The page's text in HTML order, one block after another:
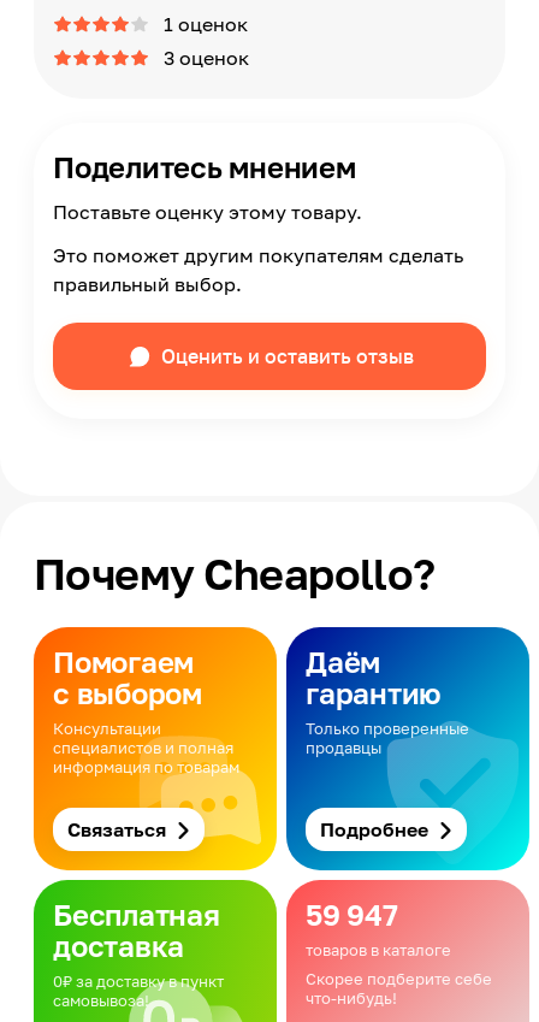
1 оценок
3 оценок
Поделитесь мнением
Поставьте оценку этому товару.
Это поможет другим покупателям сделать
правильный выбор.
Оценить и оставить отзыв
Почему Cheapollo?
Помогаем
с выбором
Консультации
специалистов и полная
информация по товарам
Связаться
Даём
гарантию
Только проверенные
продавцы
Подробнее
Бесплатная
доставка
0₽ за доставку в пункт
самовывоза!
59 947
товаров в каталоге
Скорее подберите себе
что-нибудь!